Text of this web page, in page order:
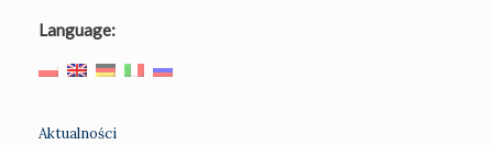
Language:
Aktualności